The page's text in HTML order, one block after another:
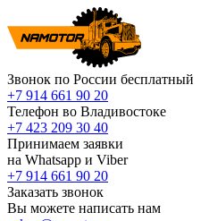
Звонок по России бесплатный
+7 914 661 90 20
Телефон во Владивостоке
+7 423 209 30 40
Принимаем заявки
на Whatsapp и Viber
+7 914 661 90 20
Заказать звонок
Вы можете написать нам